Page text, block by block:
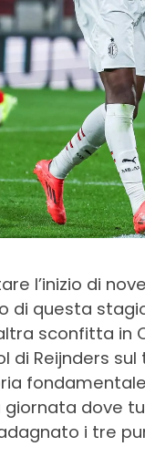
l’inizio di
di questa
sconfitta in
di Reijnders
giornata dove
i tre